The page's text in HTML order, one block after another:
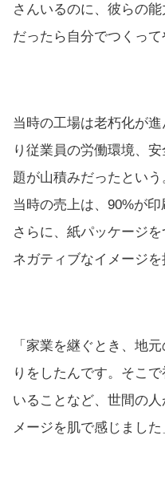
さんいるのに、彼らの
だったら自分でつくって
当時の工場は老朽化が
り従業員の労働環境、
題が山積みだったとい
当時の売上は、90%が印
さらに、紙パッケージ
ネガティブなイメージを
「家業を継ぐとき、地
りをしたんです。そこ
いることなど、世間の
メージを肌で感じました